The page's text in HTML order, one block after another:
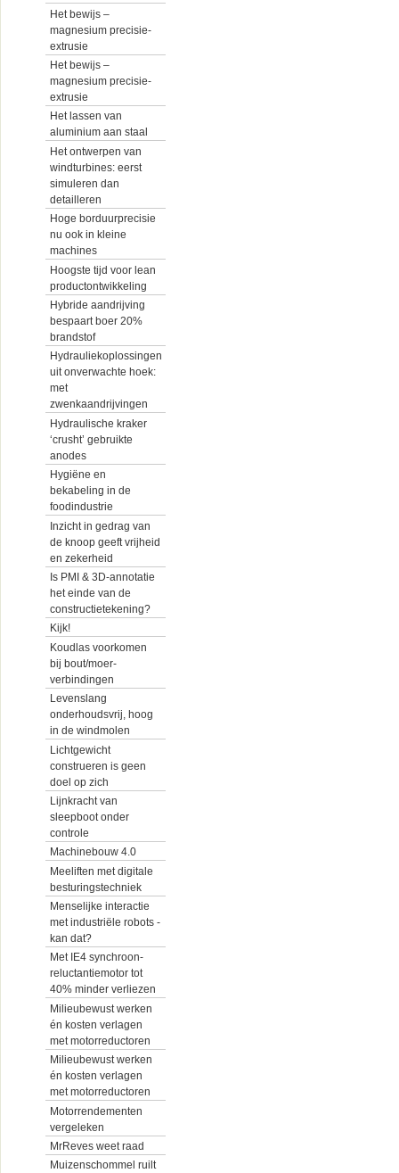
Het bewijs –
magnesium precisie-
extrusie
Het bewijs –
magnesium precisie-
extrusie
Het lassen van
aluminium aan staal
Het ontwerpen van
windturbines: eerst
simuleren dan
detailleren
Hoge borduurprecisie
nu ook in kleine
machines
Hoogste tijd voor lean
productontwikkeling
Hybride aandrijving
bespaart boer 20%
brandstof
Hydrauliekoplossingen
uit onverwachte hoek:
met
zwenkaandrijvingen
Hydraulische kraker
‘crusht’ gebruikte
anodes
Hygiëne en
bekabeling in de
foodindustrie
Inzicht in gedrag van
de knoop geeft vrijheid
en zekerheid
Is PMI & 3D-annotatie
het einde van de
constructietekening?
Kijk!
Koudlas voorkomen
bij bout/moer-
verbindingen
Levenslang
onderhoudsvrij, hoog
in de windmolen
Lichtgewicht
construeren is geen
doel op zich
Lijnkracht van
sleepboot onder
controle
Machinebouw 4.0
Meeliften met digitale
besturingstechniek
Menselijke interactie
met industriële robots -
kan dat?
Met IE4 synchroon-
reluctantiemotor tot
40% minder verliezen
Milieubewust werken
én kosten verlagen
met motorreductoren
Milieubewust werken
én kosten verlagen
met motorreductoren
Motorrendementen
vergeleken
MrReves weet raad
Muizenschommel ruilt